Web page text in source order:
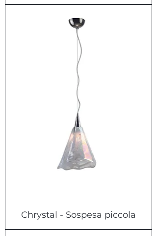
Chrystal - Sospesa piccola